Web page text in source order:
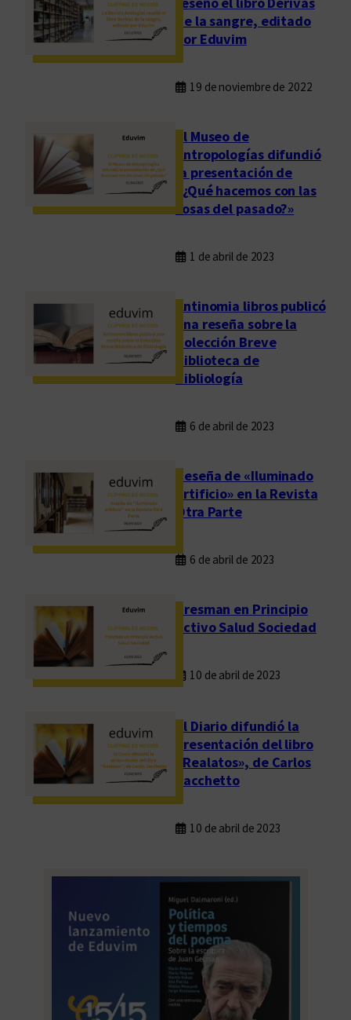
de la sangre, editado
por Eduvim
19 de noviembre de 2022
El Museo de
Antropologías difundió
la presentación de
«¿Qué hacemos con las
cosas del pasado?»
1 de abril de 2023
Antinomia libros publicó
una reseña sobre la
Colección Breve
Biblioteca de
Bibliología
6 de abril de 2023
Reseña de «Iluminado
artificio» en la Revista
Otra Parte
6 de abril de 2023
Presman en Principio
Activo Salud Sociedad
10 de abril de 2023
El Diario difundió la
presentación del libro
«Realatos», de Carlos
Sacchetto
10 de abril de 2023